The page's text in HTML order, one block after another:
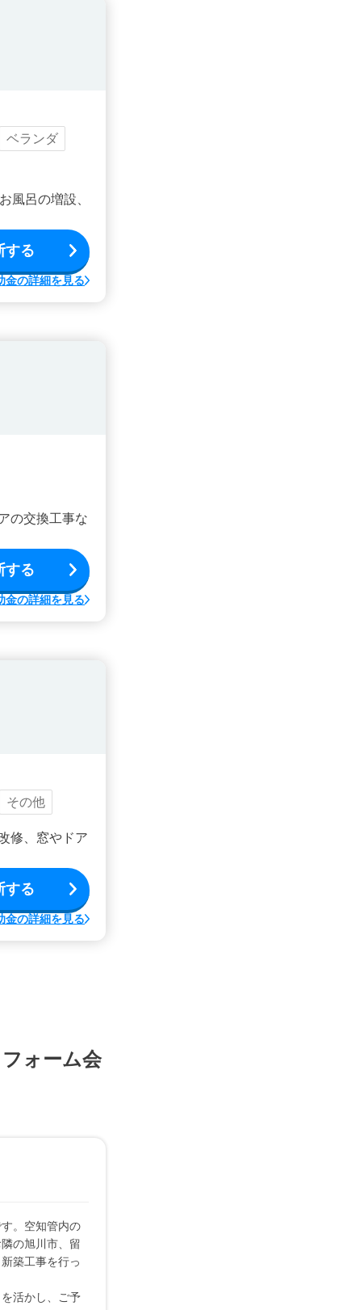
ベランダ
風呂の増設、
する
金の詳細を見る
の交換工事な
する
金の詳細を見る
その他
修、窓やドア
する
金の詳細を見る
ォーム会
。空知管内の
の旭川市、留
築工事を行っ
活かし、ご予